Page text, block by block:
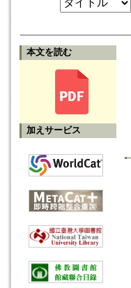
本文を読む
加えサービス